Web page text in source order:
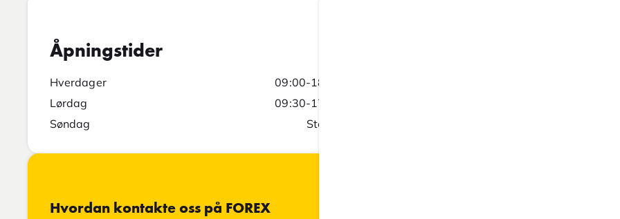
Åpningstider
Hverdager
09:00-18:00
Lørdag
09:30-17:00
Søndag
Stengt
Hvordan kontakte oss på FOREX